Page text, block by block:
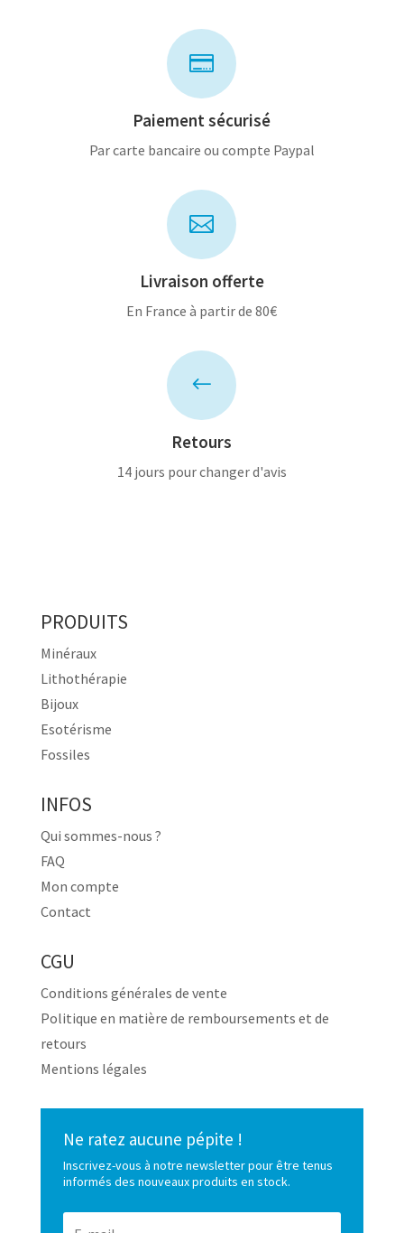

Paiement sécurisé
Par carte bancaire ou compte Paypal

Livraison offerte
En France à partir de 80€
#
Retours
14 jours pour changer d'avis
PRODUITS
Minéraux
Lithothérapie
Bijoux
Esotérisme
Fossiles
INFOS
Qui sommes-nous ?
FAQ
Mon compte
Contact
CGU
Conditions générales de vente
Politique en matière de remboursements et de
retours
Mentions légales
Ne ratez aucune pépite !
Inscrivez-vous à notre newsletter pour être tenus
informés des nouveaux produits en stock.